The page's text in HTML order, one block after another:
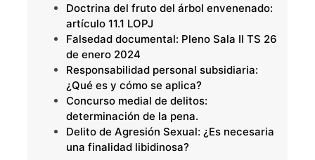
Doctrina del fruto del árbol envenenado:
artículo 11.1 LOPJ
Falsedad documental: Pleno Sala II TS 26
de enero 2024
Responsabilidad personal subsidiaria:
¿Qué es y cómo se aplica?
Concurso medial de delitos:
determinación de la pena.
Delito de Agresión Sexual: ¿Es necesaria
una finalidad libidinosa?